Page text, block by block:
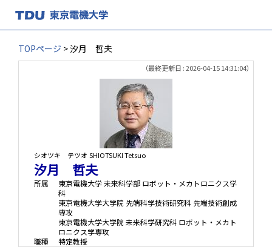
TOPページ > 汐月 哲夫
（最終更新日 : 2026-04-15 14:31:04）
シオツキ テツオ SHIOTSUKI Tetsuo
汐月 哲夫
所属
東京電機大学 未来科学部 ロボット・メカトロニクス学
科
東京電機大学大学院 先端科学技術研究科 先端技術創成
専攻
東京電機大学大学院 未来科学研究科 ロボット・メカト
ロニクス学専攻
職種
特定教授